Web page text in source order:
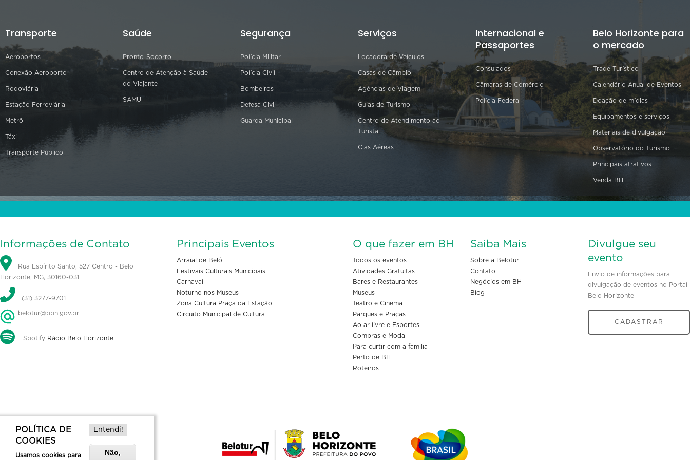
Transporte
Aeroportos
Conexão Aeroporto
Rodoviária
Estação Ferroviária
Metrô
Táxi
Transporte Público
Saúde
Pronto-Socorro
Centro de Atenção à Saúde
do Viajante
SAMU
Segurança
Polícia Militar
Polícia Civil
Bombeiros
Defesa Civil
Guarda Municipal
Serviços
Locadora de Veículos
Casas de Câmbio
Agências de Viagem
Guias de Turismo
Centro de Atendimento ao
Turista
Cias Aéreas
Internacional e
Passaportes
Consulados
Câmaras de Comércio
Polícia Federal
Belo Horizonte para
o mercado
Trade Turístico
Calendário Anual de Eventos
Doação de mídias
Equipamentos e serviços
Materiais de divulgação
Observatório do Turismo
Principais atrativos
Venda BH
Informações de Contato
Rua Espírito Santo, 527 Centro - Belo
Horizonte, MG, 30160-031
(31) 3277-9701
belotur@pbh.gov.br
Spotify Rádio Belo Horizonte
Principais Eventos
Arraial de Belô
Festivais Culturais Municipais
Carnaval
Noturno nos Museus
Zona Cultura Praça da Estação
Circuito Municipal de Cultura
O que fazer em BH
Todos os eventos
Atividades Gratuitas
Bares e Restaurantes
Museus
Teatro e Cinema
Parques e Praças
Ao ar livre e Esportes
Compras e Moda
Para curtir com a familia
Perto de BH
Roteiros
Saiba Mais
Sobre a Belotur
Contato
Negócios em BH
Blog
Divulgue seu
evento
Envio de informações para
divulgação de eventos no Portal
Belo Horizonte
CADASTRAR
POLÍTICA DE
COOKIES
Usamos cookies para
Entendi!
Não,